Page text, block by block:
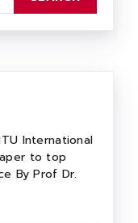
International
to top
By Prof Dr.